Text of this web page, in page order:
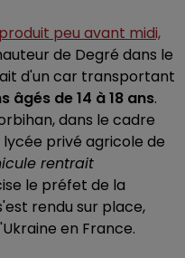
peu avant midi,
de Degré dans le
d'un car transportant
âgés de 14 à 18 ans.
dans le cadre
privé agricole de
rentrait
le préfet de la
rendu sur place,
en France.